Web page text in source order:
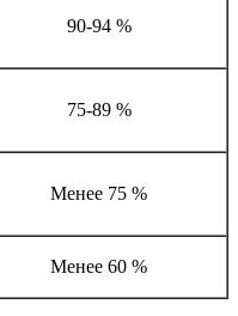
90-94 %
75-89 %
Менее 75 %
Менее 60 %